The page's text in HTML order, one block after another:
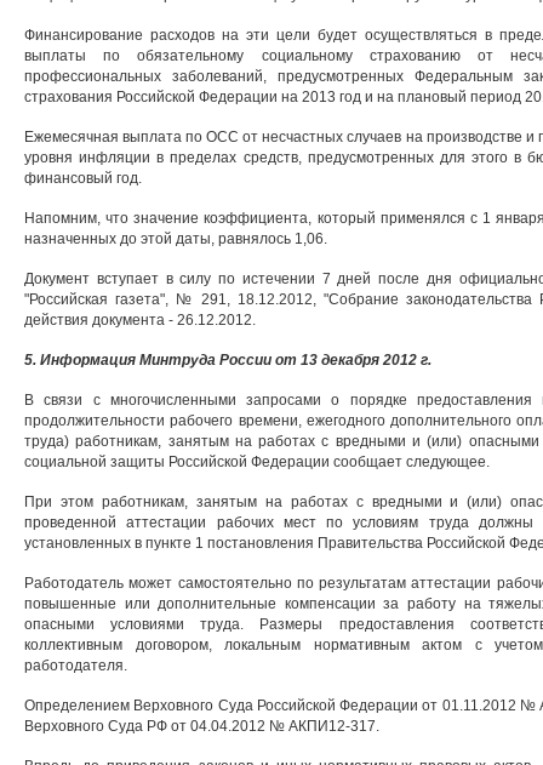
Финансирование расходов на эти цели будет осуществляться в
выплаты по обязательному социальному страхованию от
профессиональных заболеваний, предусмотренных Федеральным
страхования Российской Федерации на 2013 год и на плановый период
Ежемесячная выплата по ОСС от несчастных случаев на производстве и
уровня инфляции в пределах средств, предусмотренных для этого в
финансовый год.
Напомним, что значение коэффициента, который применялся с 1
назначенных до этой даты, равнялось 1,06.
Документ вступает в силу по истечении 7 дней после дня
"Российская газета", № 291, 18.12.2012, "Собрание
действия документа - 26.12.2012.
5. Информация Минтруда России от 13 декабря 2012 г.
В связи с многочисленными запросами о порядке
продолжительности рабочего времени, ежегодного дополнительного
труда) работникам, занятым на работах с вредными и (или)
социальной защиты Российской Федерации сообщает следующее.
При этом работникам, занятым на работах с вредными и (или)
проведенной аттестации рабочих мест по условиям труда должны
установленных в пункте 1 постановления Правительства Российской
Работодатель может самостоятельно по результатам аттестации
повышенные или дополнительные компенсации за работу на
опасными условиями труда. Размеры предоставления
коллективным договором, локальным нормативным актом с
работодателя.
Определением Верховного Суда Российской Федерации от 01.11.2012
Верховного Суда РФ от 04.04.2012 № АКПИ12-317.